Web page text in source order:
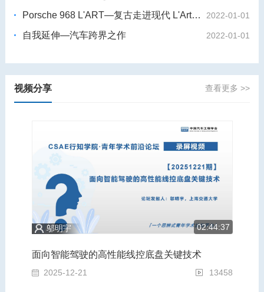
Porsche 968 L'ART—复古走进现代 L'Art de L'Automobile X保时捷968 2022-01-01
自我延伸—汽车跨界之作 2022-01-01
视频分享 查看更多 >>
邬明宇 02:44:37
面向智能驾驶的高性能线控底盘关键技术
2025-12-21 13458